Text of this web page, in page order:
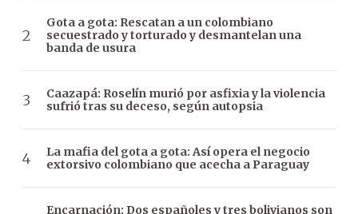
Gota a gota: Rescatan a un colombiano
secuestrado y torturado y desmantelan una
banda de usura
Caazapá: Roselín murió por asfixia y la violencia
sufrió tras su deceso, según autopsia
La mafia del gota a gota: Así opera el negocio
extorsivo colombiano que acecha a Paraguay
Encarnación: Dos españoles y tres bolivianos son